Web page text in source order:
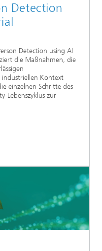
Detection
Detection using AI
die Maßnahmen, die
industriellen Kontext
einzelnen Schritte des
Lebenszyklus zur